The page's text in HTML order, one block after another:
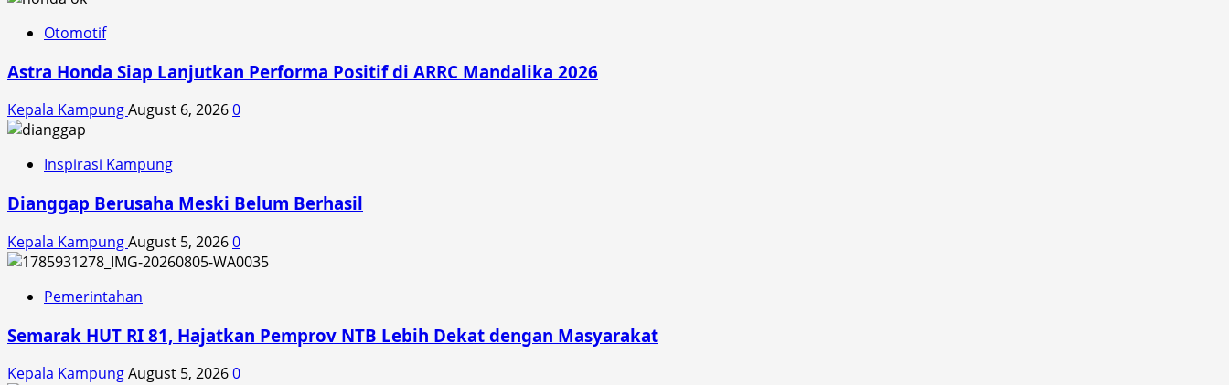
Otomotif
Astra Honda Siap Lanjutkan Performa Positif di ARRC Mandalika 2026
Kepala KampungAugust 6, 20260
Inspirasi Kampung
Dianggap Berusaha Meski Belum Berhasil
Kepala KampungAugust 5, 20260
Pemerintahan
Semarak HUT RI 81, Hajatkan Pemprov NTB Lebih Dekat dengan Masyarakat
Kepala KampungAugust 5, 20260